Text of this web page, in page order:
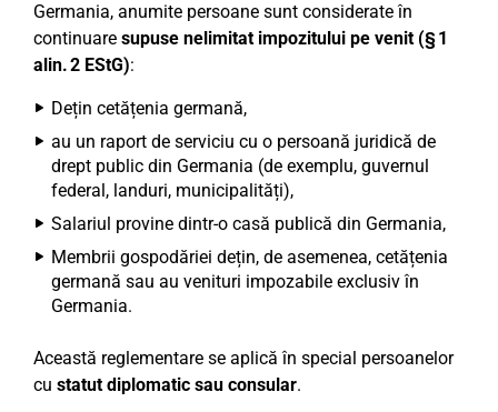
Germania, anumite persoane sunt considerate în
continuare supuse nelimitat impozitului pe venit (§ 1
alin. 2 EStG):
Dețin cetățenia germană,
au un raport de serviciu cu o persoană juridică de
drept public din Germania (de exemplu, guvernul
federal, landuri, municipalități),
Salariul provine dintr-o casă publică din Germania,
Membrii gospodăriei dețin, de asemenea, cetățenia
germană sau au venituri impozabile exclusiv în
Germania.
Această reglementare se aplică în special persoanelor
cu statut diplomatic sau consular.